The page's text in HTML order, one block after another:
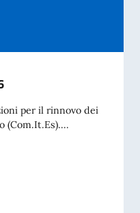
per il rinnovo dei
(Com.It.Es)....